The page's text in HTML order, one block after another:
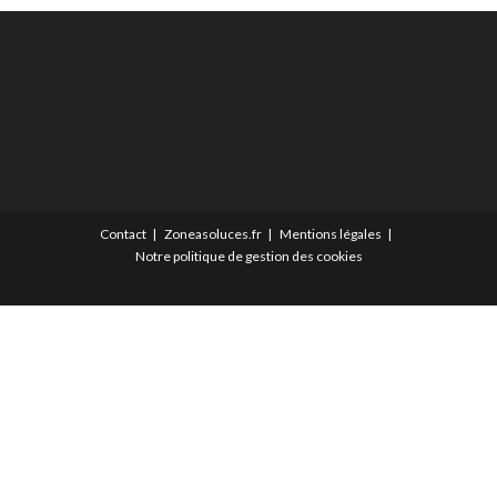
Contact Zoneasoluces.fr
Mentions légales
Notre politique de gestion des cookies